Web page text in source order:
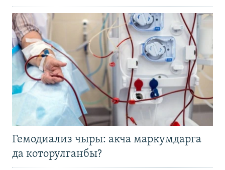
Гемодиализ чыры: акча маркумдарга
да которулганбы?